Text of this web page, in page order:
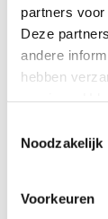
partners
Deze
andere
hebben
onnodige
Noodzakelijk
Voorkeuren